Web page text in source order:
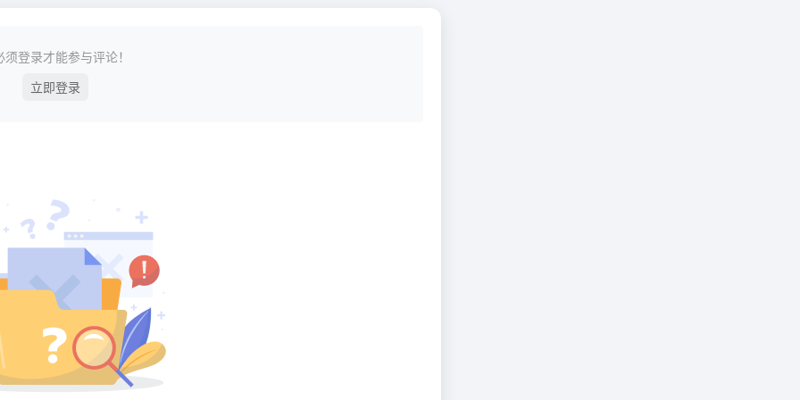
须登录才能参与评论！
立即登录